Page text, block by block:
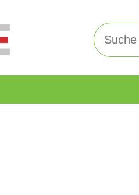
Suchen